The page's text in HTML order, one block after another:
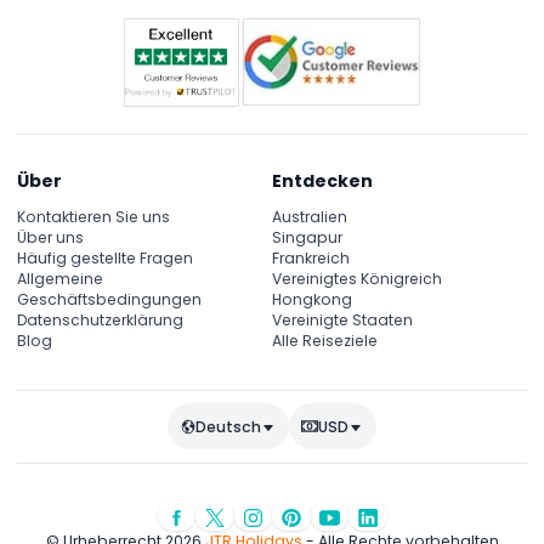
Über
Kontaktieren Sie uns
Über uns
Häufig gestellte Fragen
Allgemeine
Geschäftsbedingungen
Datenschutzerklärung
Blog
Entdecken
Australien
Singapur
Frankreich
Vereinigtes Königreich
Hongkong
Vereinigte Staaten
Alle Reiseziele
Deutsch USD